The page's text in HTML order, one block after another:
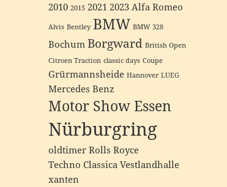
2010 2015 2021 2023Alfa Romeo
Alvis Bentley BMW BMW 328
BochumBorgward British Open
Citroen Traction classic days Coupe
Grürmannsheide Hannover LUEG
Mercedes Benz
Motor Show Essen
Nürburgring
oldtimerRolls Royce
Techno ClassicaVestlandhalle
xanten